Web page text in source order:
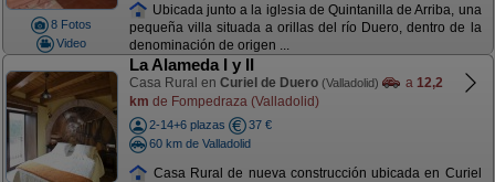
8 Fotos
Video
Ubicada junto a la iglesia de Quintanilla de Arriba, una
pequeña villa situada a orillas del río Duero, dentro de la
denominación de origen ...
La Alameda I y II
Casa Rural en Curiel de Duero (Valladolid) a 12,2
km de Fompedraza (Valladolid)
2-14+6 plazas
37 €
60 km de Valladolid
Casa Rural de nueva construcción ubicada en Curiel